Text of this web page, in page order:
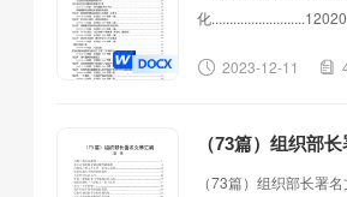
化
2023-12-11
（73篇）组织部
（73篇）组织部长署